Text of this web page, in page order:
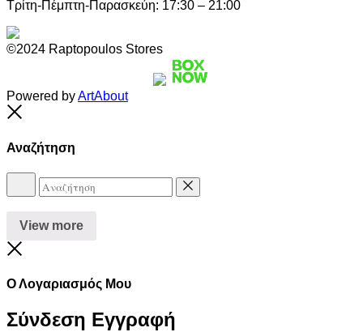
Τρίτη-Πέμπτη-Παρασκεύη: 17:30 – 21:00
©2024 Raptopoulos Stores
Powered byArtAbout
Αναζήτηση
Αναζήτηση Reset
View more
Ο Λογαριασμός Μου
Σύνδεση Εγγραφή